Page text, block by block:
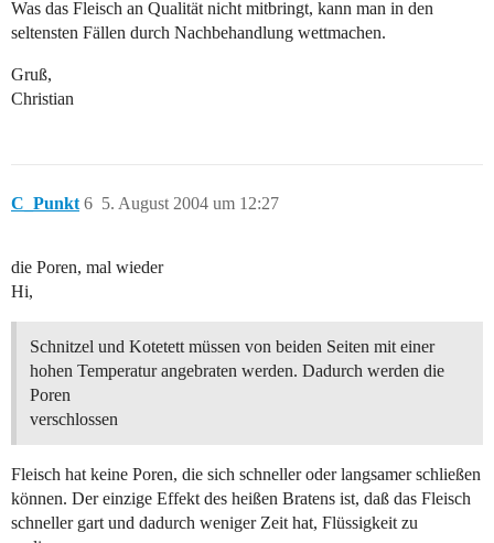
Was das Fleisch an Qualität nicht mitbringt, kann man in den
seltensten Fällen durch Nachbehandlung wettmachen.
Gruß,
Christian
C_Punkt 5. August 2004 um 12:27
6
die Poren, mal wieder
Hi,
Schnitzel und Kotetett müssen von beiden Seiten mit einer
hohen Temperatur angebraten werden. Dadurch werden die
Poren
verschlossen
Fleisch hat keine Poren, die sich schneller oder langsamer schließen
können. Der einzige Effekt des heißen Bratens ist, daß das Fleisch
schneller gart und dadurch weniger Zeit hat, Flüssigkeit zu